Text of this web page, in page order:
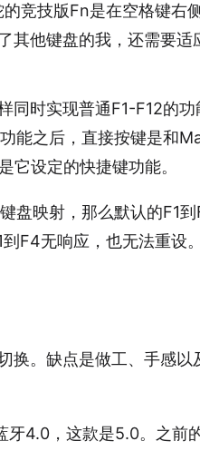
竞技版Fn是在空格键右
他键盘的我，还需要适
同时实现普通F1-F12的
能之后，直接按键是和
它设定的快捷键功能。
盘映射，那么默认的F1到
F4无响应，也无法重设。
换。缺点是做工、手感以
4.0，这款是5.0。之前